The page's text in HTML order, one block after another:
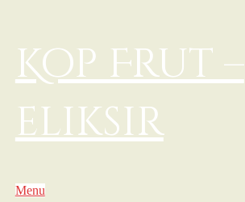
Kop Frut –
eliksir
Menu